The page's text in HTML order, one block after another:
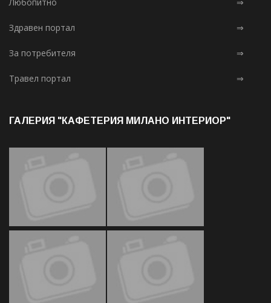
Здравен портал ⇒
За потребителя ⇒
Травел портал ⇒
ГАЛЕРИЯ "КАФЕТЕРИЯ МИЛАНО ИНТЕРИОР"